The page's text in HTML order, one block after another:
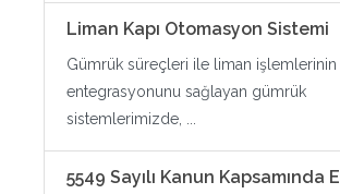
Liman Kapı Otomasyon Sistemi
Gümrük süreçleri ile liman işlemlerinin
entegrasyonunu sağlayan gümrük
sistemlerimizde, ...
5549 Sayılı Kanun Kapsamında E